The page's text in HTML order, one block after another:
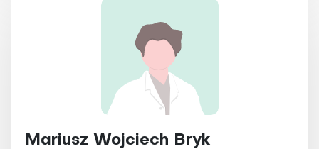
Medycyna chińska
Medycyna funkcjonalna
Medycyna integracyjna
Medycyna Tyberańska
Naturopatia
Mariusz Wojciech Bryk